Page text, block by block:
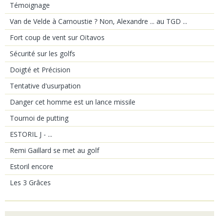
Témoignage
Van de Velde à Carnoustie ? Non, Alexandre ... au TGD ...
Fort coup de vent sur Oïtavos
Sécurité sur les golfs
Doigté et Précision
Tentative d'usurpation
Danger cet homme est un lance missile
Tournoi de putting
ESTORIL J - ...
Remi Gaillard se met au golf
Estoril encore
Les 3 Grâces